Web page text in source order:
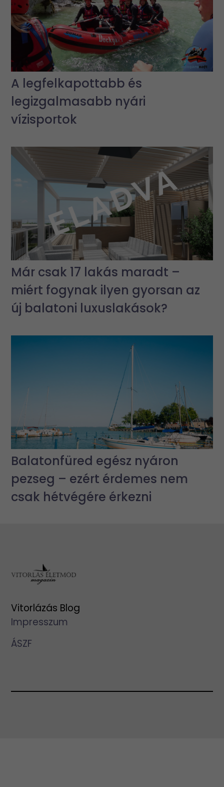
A legfelkapottabb és
legizgalmasabb nyári
vízisportok
Már csak 17 lakás maradt –
miért fogynak ilyen gyorsan az
új balatoni luxuslakások?
Balatonfüred egész nyáron
pezseg – ezért érdemes nem
csak hétvégére érkezni
Vitorlázás Blog
Impresszum
ÁSZF